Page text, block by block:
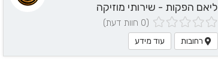
ליאם הפקות - שירותי מוזיקה
(0 חוות דעת)
רחובות עוד מידע